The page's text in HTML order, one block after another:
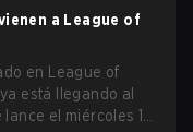
a League of
en League of
está llegando al
el miércoles 12